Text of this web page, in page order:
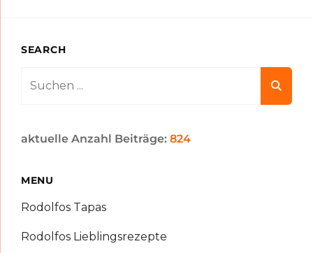
SEARCH
aktuelle Anzahl Beiträge: 824
MENU
Rodolfos Tapas
Rodolfos Lieblingsrezepte